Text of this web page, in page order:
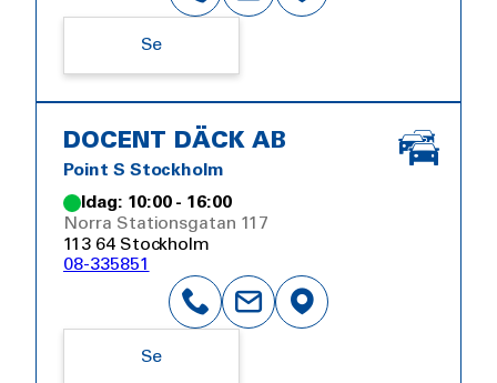
Se
DOCENT DÄCK AB
Point S Stockholm
Idag: 10:00 - 16:00
Norra Stationsgatan 117
113 64 Stockholm
08-335851
Se